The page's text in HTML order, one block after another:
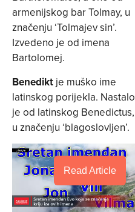
armenijskog bar Tolmay, u
značenju ‘Tolmajev sin’.
Izvedeno je od imena
Bartolomej.
Benedikt je muško ime
latinskog porijekla. Nastalo
je od latinskog Benedictus,
u značenju ‘blagoslovljen’.
Read Article